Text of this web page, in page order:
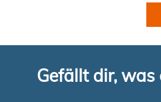
Gefällt dir, was